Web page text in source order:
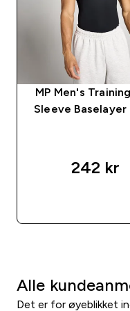
MP Men's
Sleeve Baselayer
242 kr‎
Alle
Det er for øyeblikket